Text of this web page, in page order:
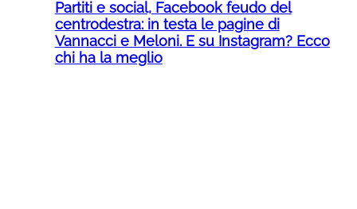
Partiti e social, Facebook feudo del
centrodestra: in testa le pagine di
Vannacci e Meloni. E su Instagram? Ecco
chi ha la meglio